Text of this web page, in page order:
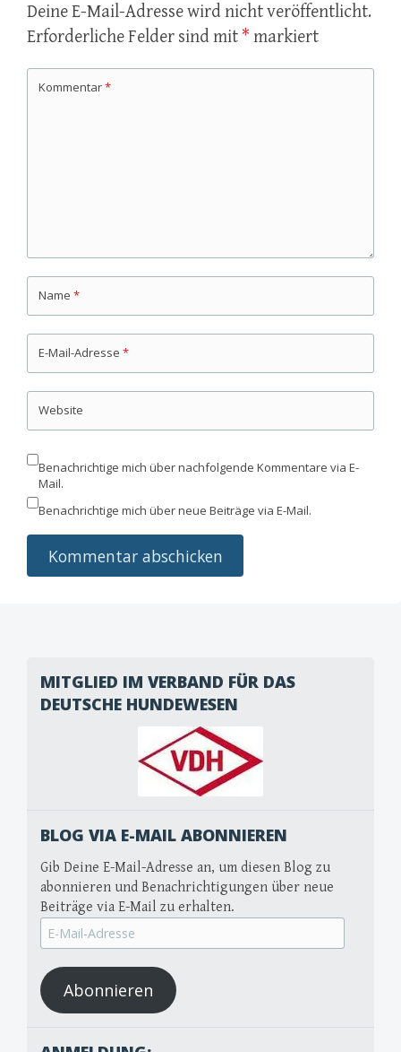
Deine E-Mail-Adresse wird nicht veröffentlicht.
Erforderliche Felder sind mit * markiert
Kommentar*
Name *
E-Mail-Adresse *
Website
Benachrichtige mich über nachfolgende Kommentare via E-
Mail.
Benachrichtige mich über neue Beiträge via E-Mail.
MITGLIED IM VERBAND FÜR DAS
DEUTSCHE HUNDEWESEN
BLOG VIA E-MAIL ABONNIEREN
Gib Deine E-Mail-Adresse an, um diesen Blog zu
abonnieren und Benachrichtigungen über neue
Beiträge via E-Mail zu erhalten.
E-
Mail-
Adresse
Abonnieren